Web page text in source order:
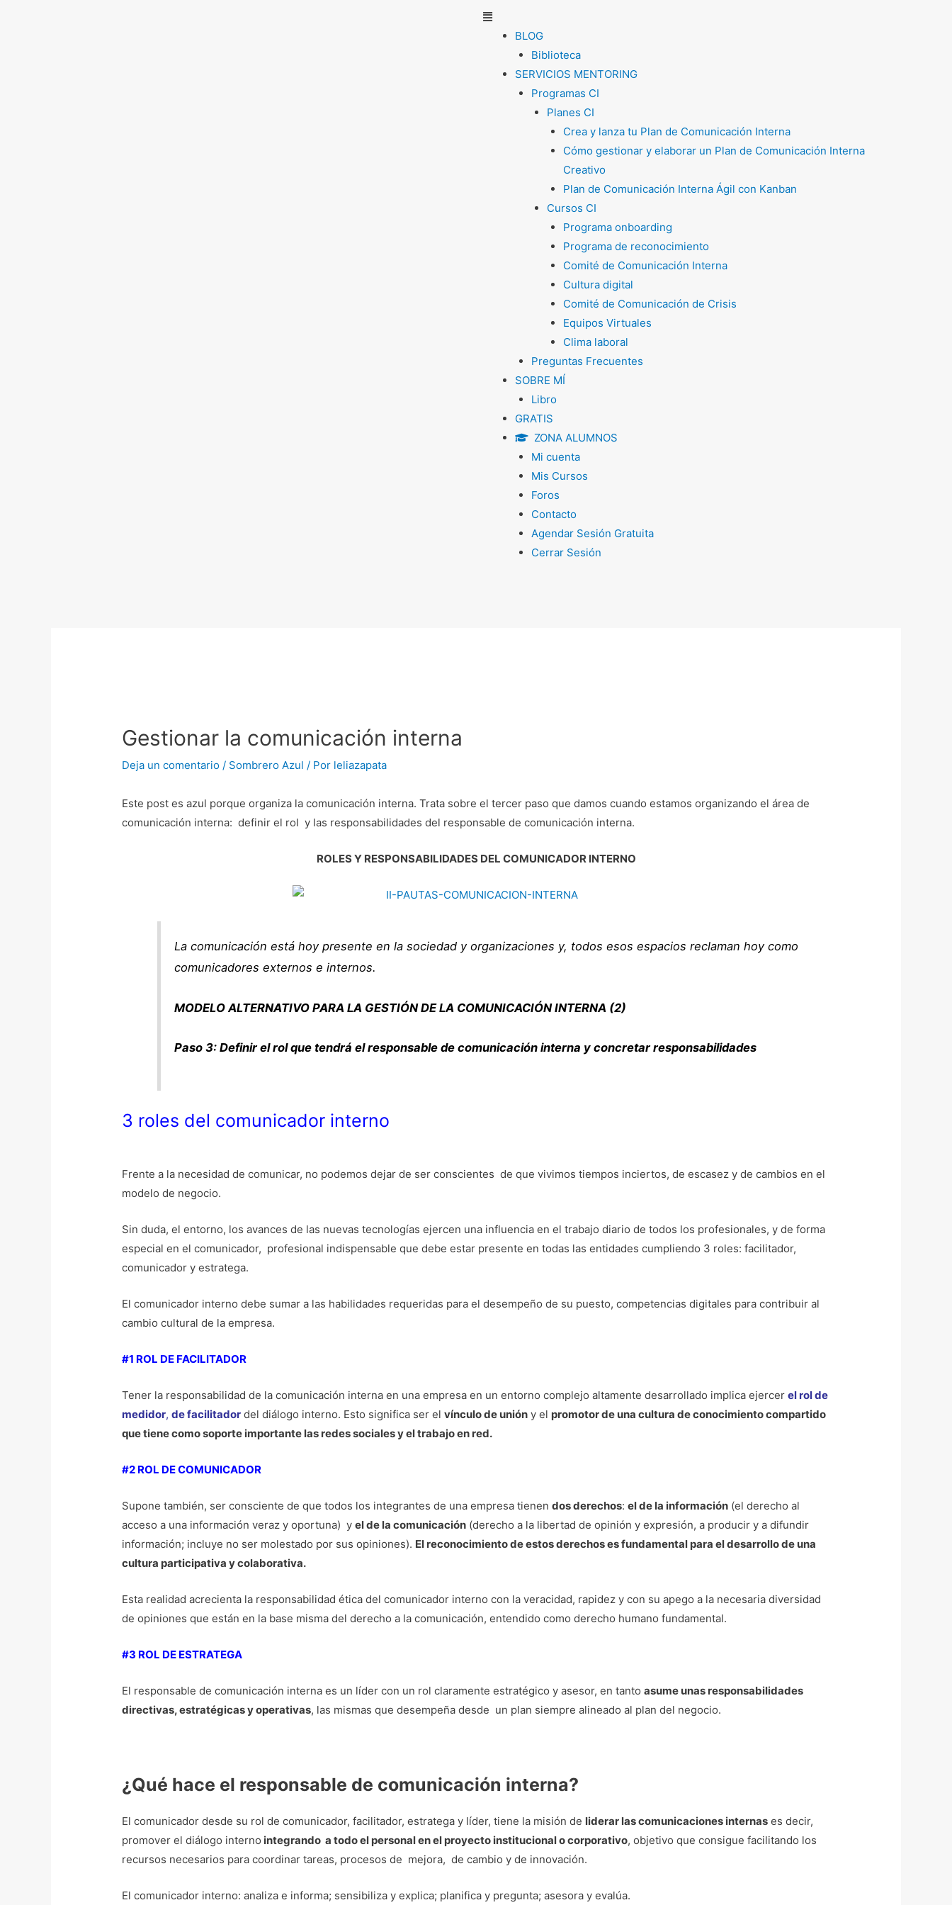
Menú
BLOG
Biblioteca
SERVICIOS MENTORING
Programas CI
Planes CI
Crea y lanza tu Plan de Comunicación Interna
Cómo gestionar y elaborar un Plan de Comunicación Interna
Creativo
Plan de Comunicación Interna Ágil con Kanban
Cursos CI
Programa onboarding
Programa de reconocimiento
Comité de Comunicación Interna
Cultura digital
Comité de Comunicación de Crisis
Equipos Virtuales
Clima laboral
Preguntas Frecuentes
SOBRE MÍ
Libro
GRATIS
ZONA ALUMNOS
Mi cuenta
Mis Cursos
Foros
Contacto
Agendar Sesión Gratuita
Cerrar Sesión
Gestionar la comunicación interna
Deja un comentario / Sombrero Azul / Por leliazapata
Este post es azul porque organiza la comunicación interna. Trata sobre el tercer paso que damos cuando estamos organizando el área de
comunicación interna: definir el rol y las responsabilidades del responsable de comunicación interna.
ROLES Y RESPONSABILIDADES DEL COMUNICADOR INTERNO
La comunicación está hoy presente en la sociedad y organizaciones y, todos esos espacios reclaman hoy como
comunicadores externos e internos.
MODELO ALTERNATIVO PARA LA GESTIÓN DE LA COMUNICACIÓN INTERNA (2)
Paso 3: Definir el rol que tendrá el responsable de comunicación interna y concretar responsabilidades
3 roles del comunicador interno
Frente a la necesidad de comunicar, no podemos dejar de ser conscientes de que vivimos tiempos inciertos, de escasez y de cambios en el
modelo de negocio.
Sin duda, el entorno, los avances de las nuevas tecnologías ejercen una influencia en el trabajo diario de todos los profesionales, y de forma
especial en el comunicador, profesional indispensable que debe estar presente en todas las entidades cumpliendo 3 roles: facilitador,
comunicador y estratega.
El comunicador interno debe sumar a las habilidades requeridas para el desempeño de su puesto, competencias digitales para contribuir al
cambio cultural de la empresa.
#1 ROL DE FACILITADOR
Tener la responsabilidad de la comunicación interna en una empresa en un entorno complejo altamente desarrollado implica ejercerel rol de
medidor,de facilitador del diálogo interno. Esto significa ser elvínculo de unión y el promotor de una cultura de conocimiento compartido
que tiene como soporte importante las redes sociales y el trabajo en red.
#2 ROL DE COMUNICADOR
Supone también, ser consciente de que todos los integrantes de una empresa tienendos derechos:el de la información (el derecho al
acceso a una información veraz y oportuna) yel de la comunicación (derecho a la libertad de opinión y expresión, a producir y a difundir
información; incluye no ser molestado por sus opiniones). El reconocimiento de estos derechos es fundamental para el desarrollo de una
cultura participativa y colaborativa.
Esta realidad acrecienta la responsabilidad ética del comunicador interno con la veracidad, rapidez y con su apego a la necesaria diversidad
de opiniones que están en la base misma del derecho a la comunicación, entendido como derecho humano fundamental.
#3 ROL DE ESTRATEGA
El responsable de comunicación interna es un líder con un rol claramente estratégico y asesor, en tantoasume unas responsabilidades
directivas, estratégicas y operativas, las mismas que desempeña desde un plan siempre alineado al plan del negocio.
¿Qué hace el responsable de comunicación interna?
El comunicador desde su rol de comunicador, facilitador, estratega y líder, tiene la misión de liderar las comunicaciones internas es decir,
promover el diálogo interno integrando a todo el personal en el proyecto institucional o corporativo, objetivo que consigue facilitando los
recursos necesarios para coordinar tareas, procesos de mejora, de cambio y de innovación.
El comunicador interno: analiza e informa; sensibiliza y explica; planifica y pregunta; asesora y evalúa.